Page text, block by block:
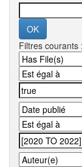
Filtres courants :